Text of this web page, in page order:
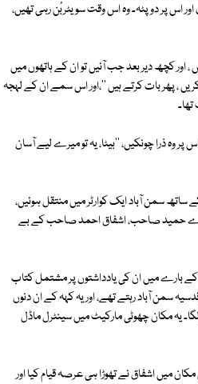
اس پر دوپٹہ۔ وہ اس وقت سویٹربُن رہی تھیں،
اور کچھ دیر بعد جب آئیں تو ان کے ہاتھوں میں
، پھر بات کرتے ہیں ''،اور اس سمے ان کے لہجہ
وہ ذرا چونکیں، ''بیٹا، یہ تو میرے لیے آسان
سمن آباد ایک کوارٹر میں منتقل ہوئیں،
۔اے حمید صاحب، اشفاق احمد صاحب کے بے
بارے میں ان کی یادداشتوں پر مشتمل کتاب
سمن آباد رہتے تھے، اور یہ کہہ کے ان دنوں
یہ مکان چھوٹی مارکیٹ میں سینٹرل ماڈل
میں اشفاق نے تھوڑا ہی عرصہ قیام کیا اور